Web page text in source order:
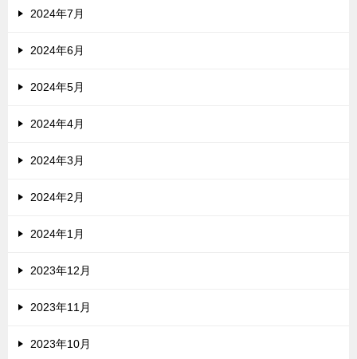
2024年7月
2024年6月
2024年5月
2024年4月
2024年3月
2024年2月
2024年1月
2023年12月
2023年11月
2023年10月